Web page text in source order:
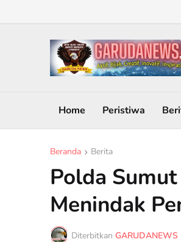
Home Peristiwa
Beranda Berita
Polda
Menindak
Diterbitkan GARUDANEWS